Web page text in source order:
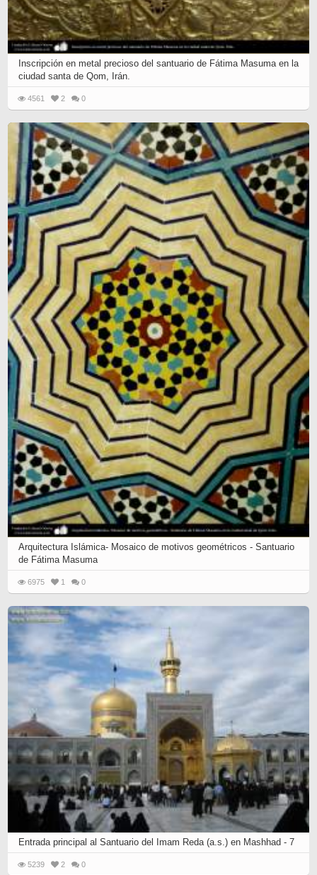
Inscripción en metal precioso del santuario de Fátima Masuma en la
ciudad santa de Qom, Irán.
4561 2 0
Arquitectura Islámica- Mosaico de motivos geométricos - Santuario
de Fátima Masuma
6975 1 0
Entrada principal al Santuario del Imam Reda (a.s.) en Mashhad - 7
5239 2 0